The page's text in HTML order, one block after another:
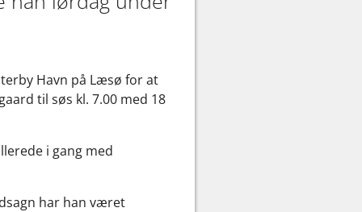
Havn på Læsø for at
til søs kl. 7.00 med 18
i gang med
har han været